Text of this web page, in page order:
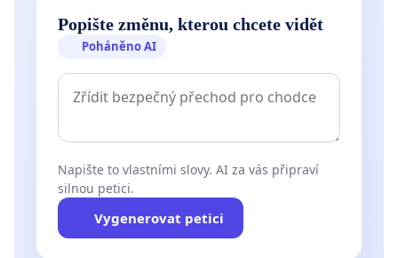
Popište změnu, kterou chcete vidět
Poháněno AI
Napište to vlastními slovy. AI za vás připraví
silnou petici.
Vygenerovat petici